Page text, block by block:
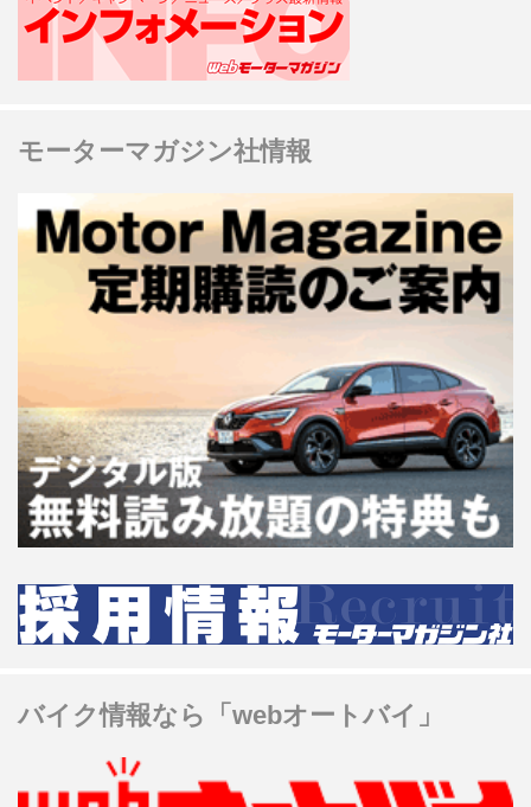
モーターマガジン社情報
バイク情報なら「webオートバイ」